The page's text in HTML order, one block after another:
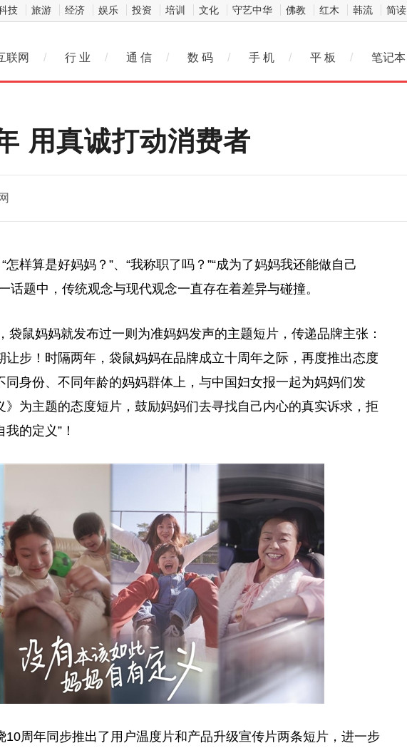
技 旅游 经济 娱乐 投资 培训 文化 守艺中华 佛教 红木 韩流 简读
联网 / 行 业 / 通 信 / 数 码 / 手 机 / 平 板 / 笔记本
用真诚打动消费者
怎样算是好妈妈？”、“我称职了吗？”“成为了妈妈我还能做自己
话题中，传统观念与现代观念一直存在着差异与碰撞。
袋鼠妈妈就发布过一则为准妈妈发声的主题短片，传递品牌主张：
步！时隔两年，袋鼠妈妈在品牌成立十周年之际，再度推出态度
同身份、不同年龄的妈妈群体上，与中国妇女报一起为妈妈们发
》为主题的态度短片，鼓励妈妈们去寻找自己内心的真实诉求，拒
的定义”！
10周年同步推出了用户温度片和产品升级宣传片两条短片，进一步